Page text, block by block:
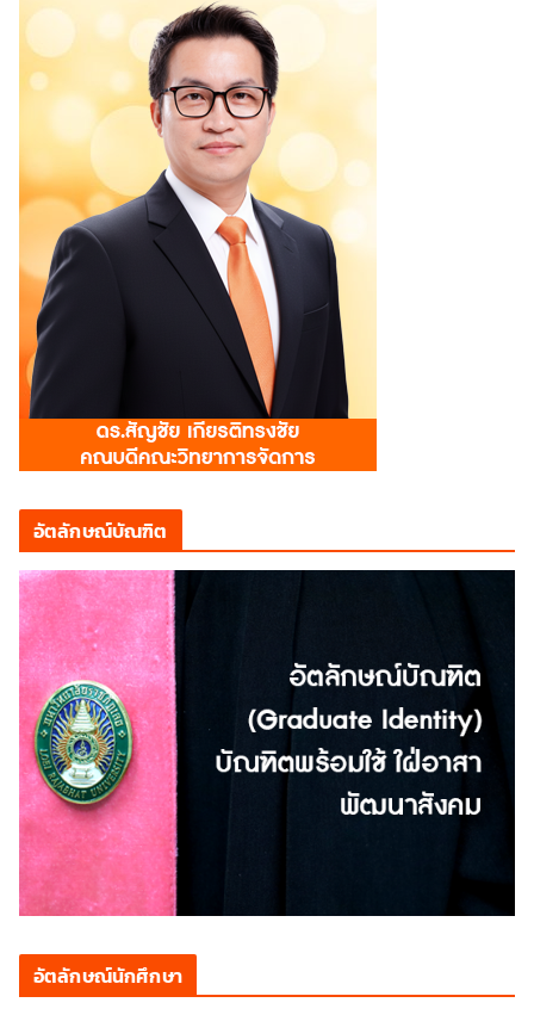
อัตลักษณ์บัณฑิต
อัตลักษณ์นักศึกษา